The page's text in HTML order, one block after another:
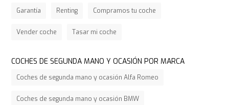
Garantía Renting Compramos tu coche
Vender coche Tasar mi coche
COCHES DE SEGUNDA MANO Y OCASIÓN POR MARCA
Coches de segunda mano y ocasión Alfa Romeo
Coches de segunda mano y ocasión BMW